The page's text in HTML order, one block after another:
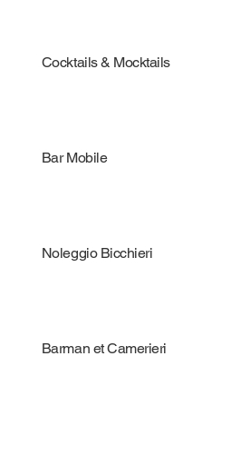
Cocktails & Mocktails
Bar Mobile
Noleggio Bicchieri
Barman et Camerieri